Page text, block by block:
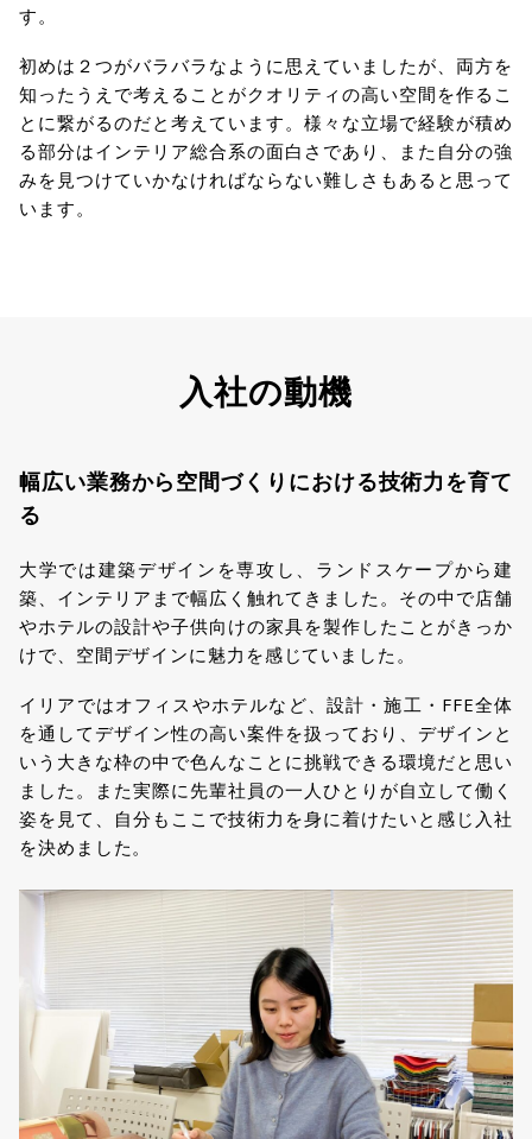
す。
初めは２つがバラバラなように思えていましたが、両方を
知ったうえで考えることがクオリティの高い空間を作るこ
とに繋がるのだと考えています。様々な立場で経験が積め
る部分はインテリア総合系の面白さであり、また自分の強
みを見つけていかなければならない難しさもあると思って
います。
入社の動機
幅広い業務から空間づくりにおける技術力を育て
る
大学では建築デザインを専攻し、ランドスケープから建
築、インテリアまで幅広く触れてきました。その中で店舗
やホテルの設計や子供向けの家具を製作したことがきっか
けで、空間デザインに魅力を感じていました。
イリアではオフィスやホテルなど、設計・施工・FFE全体
を通してデザイン性の高い案件を扱っており、デザインと
いう大きな枠の中で色んなことに挑戦できる環境だと思い
ました。また実際に先輩社員の一人ひとりが自立して働く
姿を見て、自分もここで技術力を身に着けたいと感じ入社
を決めました。